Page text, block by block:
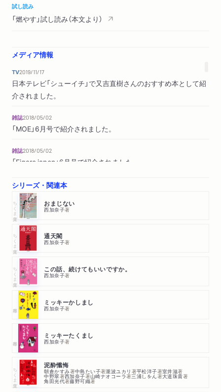
試し読み
「燃やす」試し読み（本文より）
メディア情報
TV2019/11/17
日本テレビ「シューイチ」で又吉直樹さんのおすすめ本として紹
介されました。
雑誌2018/05/02
「MOE」6月号で紹介されました。
雑誌2018/05/02
「Figaro japon」6月号で紹介されました。
WEB 2018/04/12
資生堂専科「自分らしく生きる女性たちの明日へ。」に著者イン
タビューが掲載されました。（前後編）
雑誌2018/04/12
「HERS」5月号「心がほどける「亜希のおもてなし」」に著者がゲ
スト出演しました。
WEB2018/04/10
日刊ゲンダイDIGITAL「ベストセラー早読み」で紹介されま
した。
ラジオ2018/04/09
J-WAVE「GOOD NEIGHBORS」に著者が出演しました。
雑誌2018/04/07
「InRed」5月号で紹介されました。
雑誌2018/04/01
シリーズ・関連本
ちくま文庫 おまじない
西加奈子著
ちくま文庫 通天閣
西加奈子著
ちくま文庫 この話、続けてもいいですか。
西加奈子著
ミッキーかしまし
西加奈子著
ミッキーたくまし
西加奈子著
ちくま文庫
泥酔懺悔
朝倉かすみ著中島たい子著瀧波ユカリ 著平松洋子著室井滋著
中野翠著西加奈子著山崎ナオコーラ著三浦しをん 著大道珠貴著
角田光代著藤野可織著